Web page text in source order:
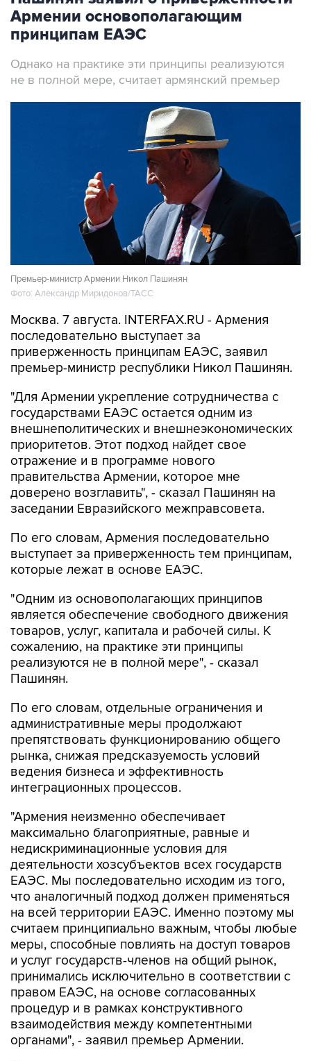
Армении основополагающим
принципам ЕАЭС
Однако на практике эти принципы реализуются
не в полной мере, считает армянский премьер
Премьер-министр Армении Никол Пашинян
Фото: Александр Миридонов/ТАСС
Москва. 7 августа. INTERFAX.RU - Армения
последовательно выступает за
приверженность принципам ЕАЭС, заявил
премьер-министр республики Никол Пашинян.
"Для Армении укрепление сотрудничества с
государствами ЕАЭС остается одним из
внешнеполитических и внешнеэкономических
приоритетов. Этот подход найдет свое
отражение и в программе нового
правительства Армении, которое мне
доверено возглавить", - сказал Пашинян на
заседании Евразийского межправсовета.
По его словам, Армения последовательно
выступает за приверженность тем принципам,
которые лежат в основе ЕАЭС.
"Одним из основополагающих принципов
является обеспечение свободного движения
товаров, услуг, капитала и рабочей силы. К
сожалению, на практике эти принципы
реализуются не в полной мере", - сказал
Пашинян.
По его словам, отдельные ограничения и
административные меры продолжают
препятствовать функционированию общего
рынка, снижая предсказуемость условий
ведения бизнеса и эффективность
интеграционных процессов.
"Армения неизменно обеспечивает
максимально благоприятные, равные и
недискриминационные условия для
деятельности хозсубъектов всех государств
ЕАЭС. Мы последовательно исходим из того,
что аналогичный подход должен применяться
на всей территории ЕАЭС. Именно поэтому мы
считаем принципиально важным, чтобы любые
меры, способные повлиять на доступ товаров
и услуг государств-членов на общий рынок,
принимались исключительно в соответствии с
правом ЕАЭС, на основе согласованных
процедур и в рамках конструктивного
взаимодействия между компетентными
органами", - заявил премьер Армении.